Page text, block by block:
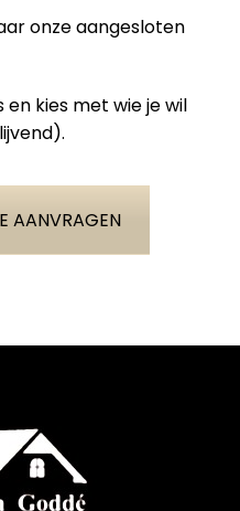
onze aangesloten
kies met wie je wil
AANVRAGEN